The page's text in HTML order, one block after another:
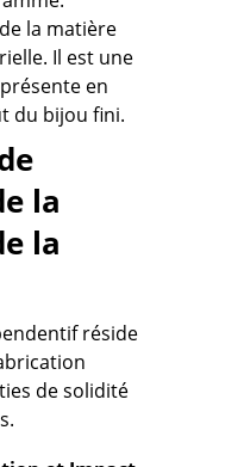
la matière
Il est une
en
du bijou fini.
la
la
réside
de solidité